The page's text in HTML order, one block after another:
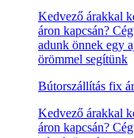
Kedvező árakkal
áron kapcsán?
adunk önnek egy
örömmel segítünk
Bútorszállítás fix
Kedvező árakkal
áron kapcsán?